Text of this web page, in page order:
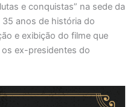
e conquistas” na sede da
anos de história do
e exibição do filme que
ex-presidentes do